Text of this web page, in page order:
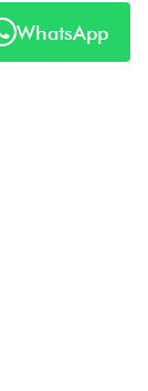
WhatsApp